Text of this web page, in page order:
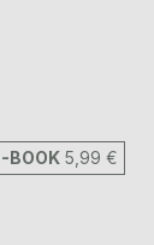
BOOK 5,99 €